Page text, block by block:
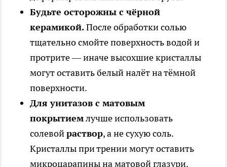
Будьте осторожны с чёрной
керамикой.После обработки солью
тщательно смойте поверхность водой и
протрите — иначе высохшие кристаллы
могут оставить белый налёт на тёмной
поверхности.
Для унитазов с матовым
покрытиемлучше использовать
солевойраствор, а не сухую соль.
Кристаллы при трении могут оставить
микроцарапины на матовой глазури.